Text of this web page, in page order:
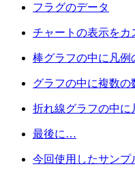
フラグのデータ
チャートの表示をカ
棒グラフの中に凡例
グラフの中に複数の
折れ線グラフの中に
最後に…
今回使用したサンプ